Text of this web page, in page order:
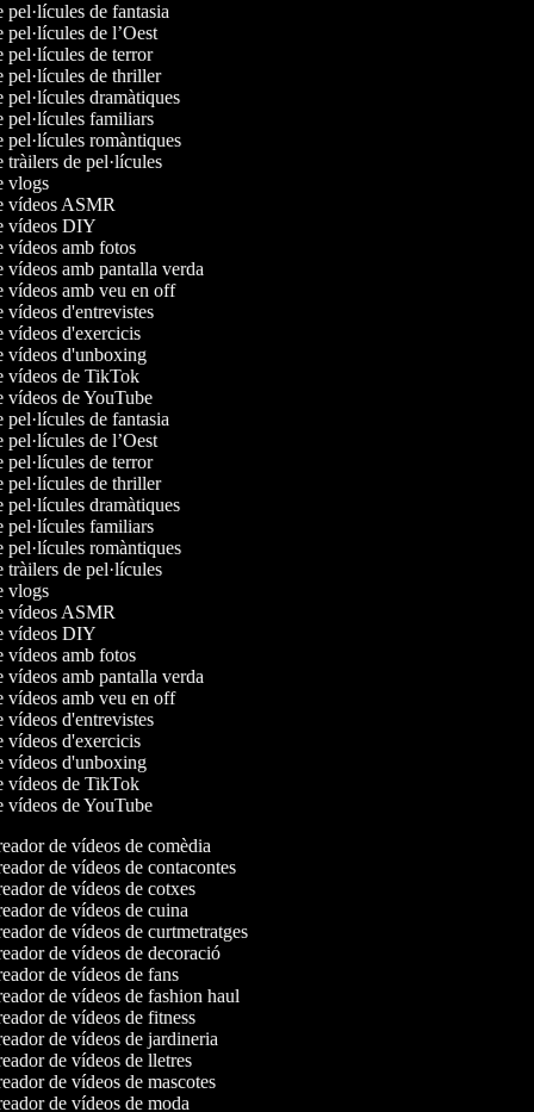
pel·lícules de fantasia
pel·lícules de l’Oest
pel·lícules de terror
pel·lícules de thriller
pel·lícules dramàtiques
pel·lícules familiars
pel·lícules romàntiques
tràilers de pel·lícules
vlogs
vídeos ASMR
vídeos DIY
vídeos amb fotos
vídeos amb pantalla verda
vídeos amb veu en off
vídeos d'entrevistes
vídeos d'exercicis
vídeos d'unboxing
vídeos de TikTok
vídeos de YouTube
pel·lícules de fantasia
pel·lícules de l’Oest
pel·lícules de terror
pel·lícules de thriller
pel·lícules dramàtiques
pel·lícules familiars
pel·lícules romàntiques
tràilers de pel·lícules
vlogs
vídeos ASMR
vídeos DIY
vídeos amb fotos
vídeos amb pantalla verda
vídeos amb veu en off
vídeos d'entrevistes
vídeos d'exercicis
vídeos d'unboxing
vídeos de TikTok
vídeos de YouTube
de vídeos de comèdia
de vídeos de contacontes
de vídeos de cotxes
de vídeos de cuina
de vídeos de curtmetratges
de vídeos de decoració
de vídeos de fans
de vídeos de fashion haul
de vídeos de fitness
de vídeos de jardineria
de vídeos de lletres
de vídeos de mascotes
de vídeos de moda